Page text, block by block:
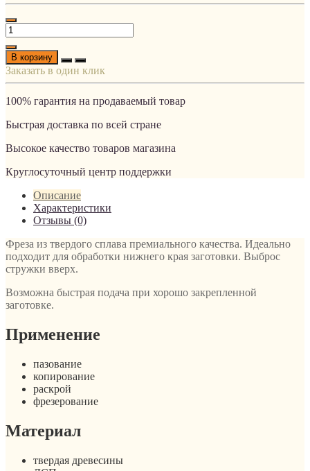
В корзину
Заказать в один клик
100% гарантия на продаваемый товар
Быстрая доставка по всей стране
Высокое качество товаров магазина
Круглосуточный центр поддержки
Описание
Характеристики
Отзывы (0)
Фреза из твердого сплава премиального качества. Идеально
подходит для обработки нижнего края заготовки. Выброс
стружки вверх.
Возможна быстрая подача при хорошо закрепленной
заготовке.
Применение
пазование
копирование
раскрой
фрезерование
Материал
твердая древесины